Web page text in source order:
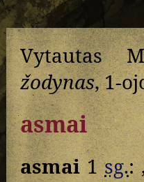
Vytautas
žodynas, 1-
asmai
asmai1sg.: